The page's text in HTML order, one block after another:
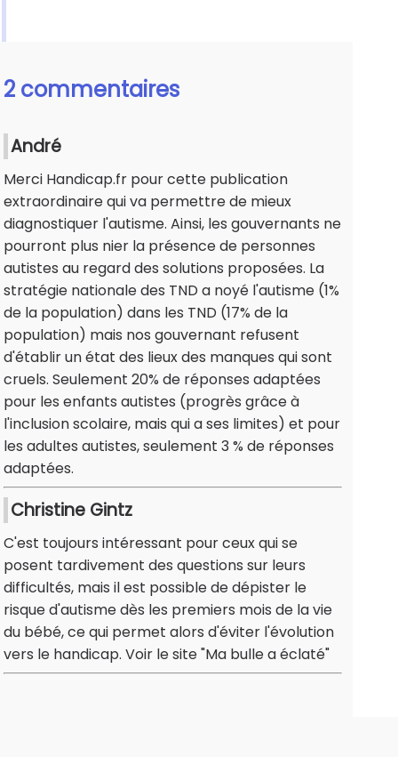
2 commentaires
André
Merci Handicap.fr pour cette publication
extraordinaire qui va permettre de mieux
diagnostiquer l'autisme. Ainsi, les gouvernants ne
pourront plus nier la présence de personnes
autistes au regard des solutions proposées. La
stratégie nationale des TND a noyé l'autisme (1%
de la population) dans les TND (17% de la
population) mais nos gouvernant refusent
d'établir un état des lieux des manques qui sont
cruels. Seulement 20% de réponses adaptées
pour les enfants autistes (progrès grâce à
l'inclusion scolaire, mais qui a ses limites) et pour
les adultes autistes, seulement 3 % de réponses
adaptées.
Christine Gintz
C'est toujours intéressant pour ceux qui se
posent tardivement des questions sur leurs
difficultés, mais il est possible de dépister le
risque d'autisme dès les premiers mois de la vie
du bébé, ce qui permet alors d'éviter l'évolution
vers le handicap. Voir le site "Ma bulle a éclaté"